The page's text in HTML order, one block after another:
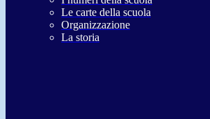
Le carte della scuola
Organizzazione
La storia